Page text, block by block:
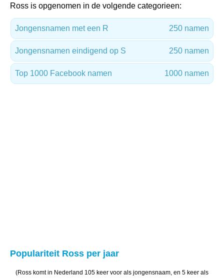
Ross is opgenomen in de volgende categorieen:
Jongensnamen met een R 250 namen
Jongensnamen eindigend op S 250 namen
Top 1000 Facebook namen 1000 namen
Populariteit Ross per jaar
(Ross komt in Nederland 105 keer voor als jongensnaam, en 5 keer als